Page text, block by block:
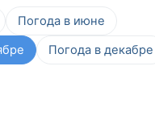
Погода в июне
Погода в декабре